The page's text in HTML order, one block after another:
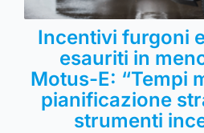
Incentivi furgoni
esauriti in
Motus-E: “Tempi
pianificazione
strumenti